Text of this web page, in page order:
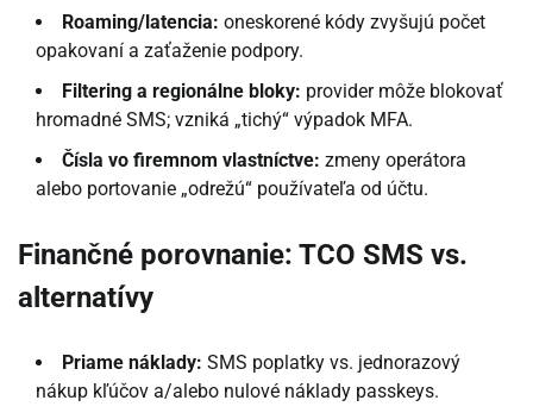
Roaming/latencia: oneskorené kódy zvyšujú počet
opakovaní a zaťaženie podpory.
Filtering a regionálne bloky: provider môže blokovať
hromadné SMS; vzniká „tichý“ výpadok MFA.
Čísla vo firemnom vlastníctve: zmeny operátora
alebo portovanie „odrežú“ používateľa od účtu.
Finančné porovnanie: TCO SMS vs.
alternatívy
Priame náklady: SMS poplatky vs. jednorazový
nákup kľúčov a/alebo nulové náklady passkeys.